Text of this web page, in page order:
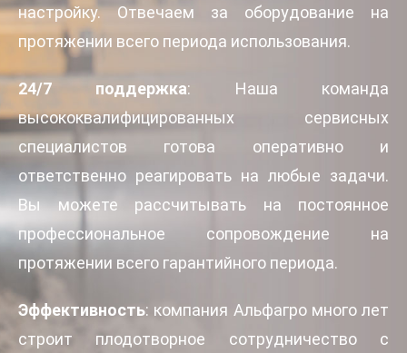
настройку. Отвечаем за оборудование на
протяжении всего периода использования.
24/7 поддержка: Наша команда
высококвалифицированных сервисных
специалистов готова оперативно и
ответственно реагировать на любые задачи.
Вы можете рассчитывать на постоянное
профессиональное сопровождение на
протяжении всего гарантийного периода.
Эффективность: компания Альфагро много лет
строит плодотворное сотрудничество с